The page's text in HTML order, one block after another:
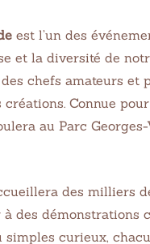
est l’un des
et la diversité de
chefs amateurs et
Connue
au Parc
des milliers
à des
curieux,